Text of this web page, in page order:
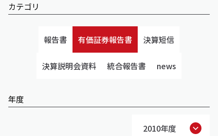
カテゴリ
報告書 有価証券報告書 決算短信
決算説明会資料 統合報告書 news
年度
2010年度